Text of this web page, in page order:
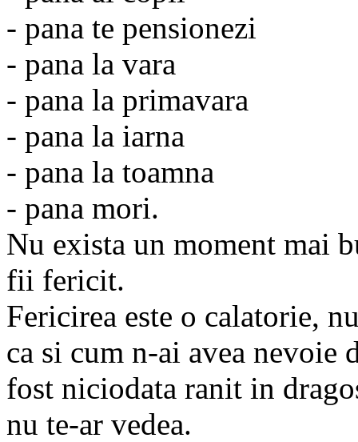
- pana te pensionezi
- pana la vara
- pana la primavara
- pana la iarna
- pana la toamna
- pana mori.
Nu exista un moment mai
fii fericit.
Fericirea este o calatorie,
ca si cum n-ai avea nevoie
fost niciodata ranit in
nu te-ar vedea.